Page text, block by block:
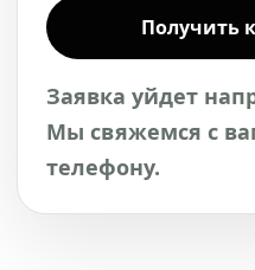
Получить
Заявка уйдет
Мы свяжемся с
телефону.